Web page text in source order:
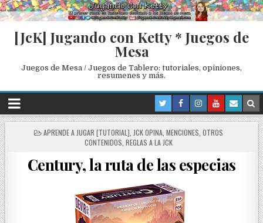
[JcK] Jugando con Ketty * Juegos de
Mesa
Juegos de Mesa / Juegos de Tablero: tutoriales, opiniones,
resumenes y más.
P
T
E
APRENDE A JUGAR [TUTORIAL] JCK OPINA MENCIONES OTROS
CONTENIDOS REGLAS A LA JCK
Century, la ruta de las especias